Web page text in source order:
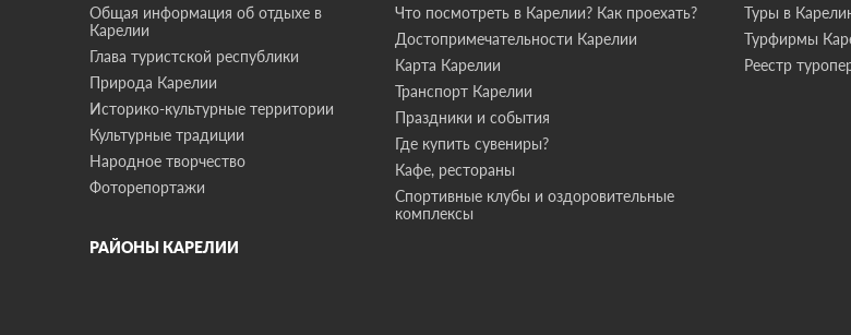
Общая информация об отдыхе в
Карелии
Глава туристской республики
Природа Карелии
Историко-культурные территории
Культурные традиции
Народное творчество
Фоторепортажи
РАЙОНЫ КАРЕЛИИ
Что посмотреть в Карелии? Как проехать?
Достопримечательности Карелии
Карта Карелии
Транспорт Карелии
Праздники и события
Где купить сувениры?
Кафе, рестораны
Спортивные клубы и оздоровительные
комплексы
Туры в
Турфирмы
Реестр